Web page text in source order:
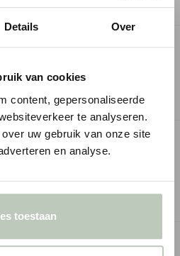
Details Over
van cookies
content, gepersonaliseerde
te analyseren.
uw gebruik van onze site
en analyse.
toestaan
PRODUCTEN